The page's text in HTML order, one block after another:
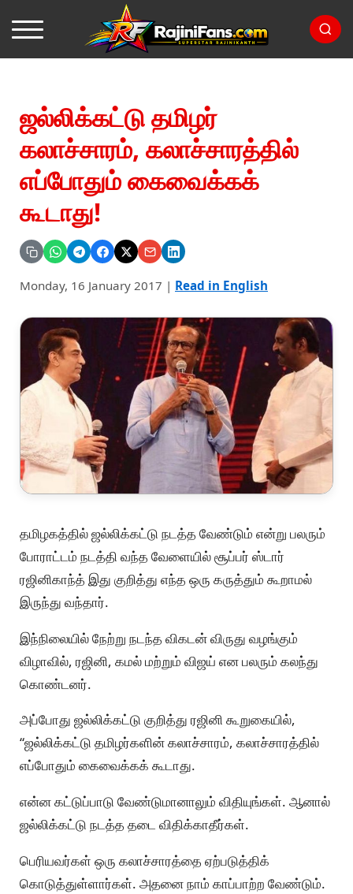
ஜல்லிக்கட்டு தமிழர்
கலாச்சாரம், கலாச்சாரத்தில்
எப்போதும் கைவைக்கக்
கூடாது!
Monday, 16 January 2017 | Read in English
தமிழகத்தில் ஜல்லிக்கட்டு நடத்த வேண்டும் என்று பலரும்
போராட்டம் நடத்தி வந்த வேளையில் சூப்பர் ஸ்டார்
ரஜினிகாந்த் இது குறித்து எந்த ஒரு கருத்தும் கூறாமல்
இருந்து வந்தார்.
இந்நிலையில் நேற்று நடந்த விகடன் விருது வழங்கும்
விழாவில், ரஜினி, கமல் மற்றும் விஜய் என பலரும் கலந்து
கொண்டனர்.
அப்போது ஜல்லிக்கட்டு குறித்து ரஜினி கூறுகையில்,
“ஜல்லிக்கட்டு தமிழர்களின் கலாச்சாரம், கலாச்சாரத்தில்
எப்போதும் கைவைக்கக் கூடாது.
என்ன கட்டுப்பாடு வேண்டுமானாலும் விதியுங்கள். ஆனால்
ஜல்லிக்கட்டு நடத்த தடை விதிக்காதீர்கள்.
பெரியவர்கள் ஒரு கலாச்சாரத்தை ஏற்படுத்திக்
கொடுத்துள்ளார்கள். அதனை நாம் காப்பாற்ற வேண்டும்.